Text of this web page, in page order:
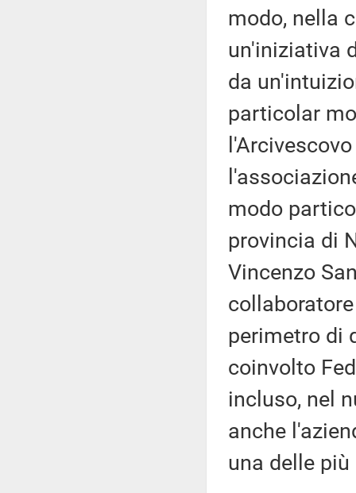
modo, nella
un'iniziativa
da
particolar
modo
provincia di
Vincenzo
perimetro di
coinvolto
incluso, nel
anche
una delle